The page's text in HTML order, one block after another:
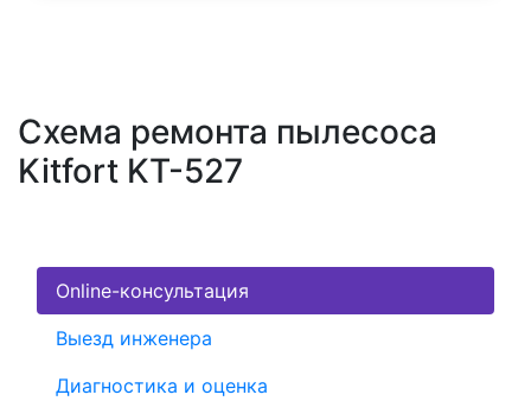
Схема ремонта пылесоса
Kitfort KT-527
Online-консультация
Выезд инженера
Диагностика и оценка